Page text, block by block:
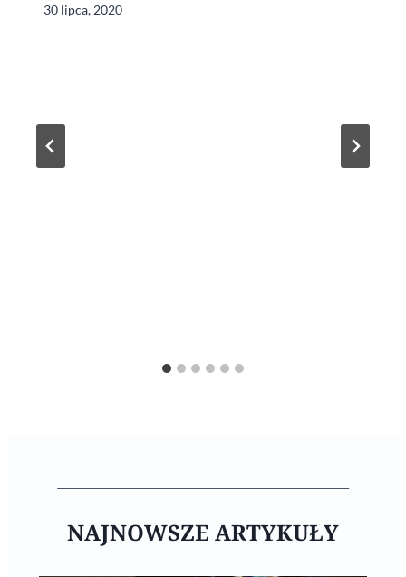
30 lipca, 2020
NAJNOWSZE ARTYKUŁY